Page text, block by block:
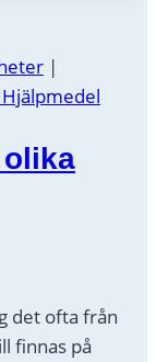
|
det ofta från
finnas på